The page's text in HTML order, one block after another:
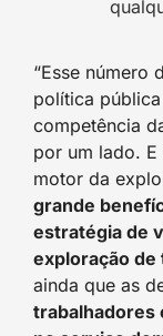
“Esse número
política
competência
por um lado.
motor da
grande
estratégia de
exploração de
ainda que as
trabalhadores